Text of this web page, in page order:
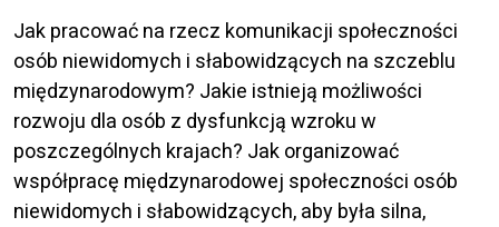
Jak pracować na rzecz komunikacji społeczności
osób niewidomych i słabowidzących na szczeblu
międzynarodowym? Jakie istnieją możliwości
rozwoju dla osób z dysfunkcją wzroku w
poszczególnych krajach? Jak organizować
współpracę międzynarodowej społeczności osób
niewidomych i słabowidzących, aby była silna,